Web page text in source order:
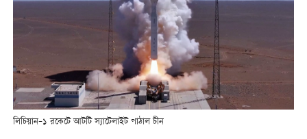
লিচিয়ান–১ রকেটে আটটি স্যাটেলাইট পাঠাল চীন